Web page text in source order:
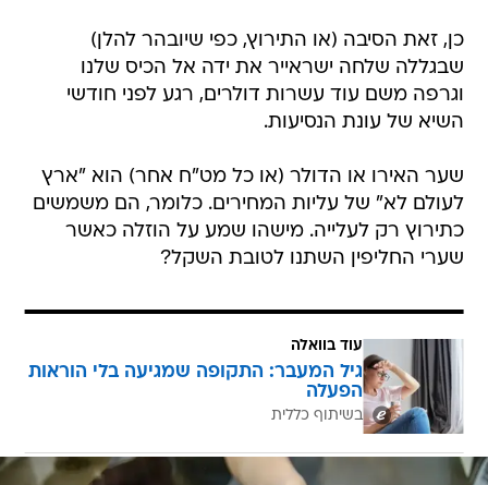
כן, זאת הסיבה (או התירוץ, כפי שיובהר להלן)
שבגללה שלחה ישראייר את ידה אל הכיס שלנו
וגרפה משם עוד עשרות דולרים, רגע לפני חודשי
השיא של עונת הנסיעות.
שער האירו או הדולר (או כל מט"ח אחר) הוא "ארץ
לעולם לא" של עליות המחירים. כלומר, הם משמשים
כתירוץ רק לעלייה. מישהו שמע על הוזלה כאשר
שערי החליפין השתנו לטובת השקל?
עוד בוואלה
גיל המעבר: התקופה שמגיעה בלי הוראות
הפעלה
בשיתוף כללית